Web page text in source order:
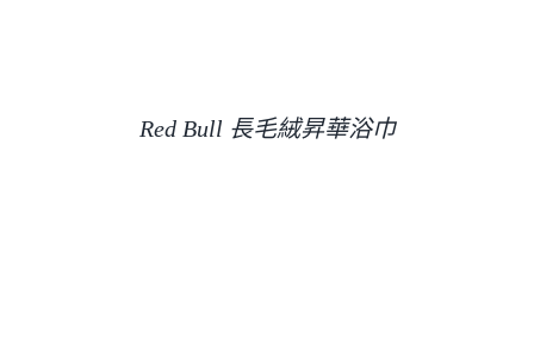
Red Bull 長毛絨昇華浴巾